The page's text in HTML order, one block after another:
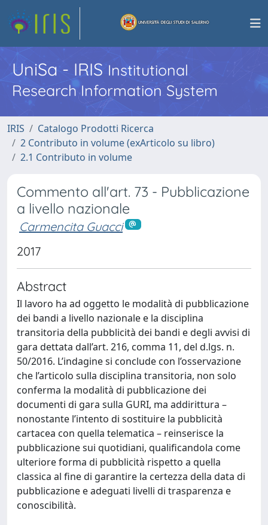
UniSa - IRISInstitutional
Research Information System
IRIS
Catalogo Prodotti Ricerca
2 Contributo in volume (exArticolo su libro)
2.1 Contributo in volume
Commento all'art. 73 - Pubblicazione
a livello nazionale
Carmencita Guacci
2017
Abstract
Il lavoro ha ad oggetto le modalità di pubblicazione
dei bandi a livello nazionale e la disciplina
transitoria della pubblicità dei bandi e degli avvisi di
gara dettata dall’art. 216, comma 11, del d.lgs. n.
50/2016. L’indagine si conclude con l’osservazione
che l’articolo sulla disciplina transitoria, non solo
conferma la modalità di pubblicazione dei
documenti di gara sulla GURI, ma addirittura –
nonostante l’intento di sostituire la pubblicità
cartacea con quella telematica – reinserisce la
pubblicazione sui quotidiani, qualificandola come
ulteriore forma di pubblicità rispetto a quella
classica al fine di garantire la certezza della data di
pubblicazione e adeguati livelli di trasparenza e
conoscibilità.